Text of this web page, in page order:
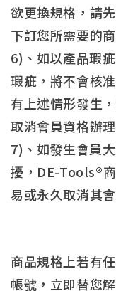
欲更換規格，請
下訂您所需要的商
6)、如以產品瑕
瑕疵，將不會核
有上述情形發生
取消會員資格辦
7)、如發生會員
擾，DE-Tools®
易或永久取消其
商品規格上若有
帳號，立即替您